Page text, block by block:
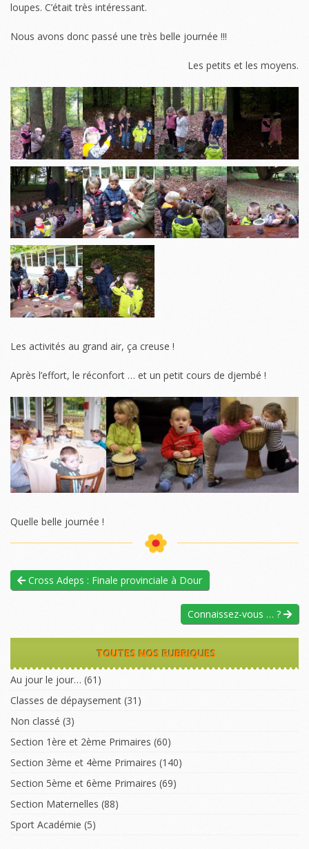
loupes. C’était très intéressant.
Nous avons donc passé une très belle journée !!!
Les petits et les moyens.
Les activités au grand air, ça creuse !
Après l’effort, le réconfort … et un petit cours de djembé !
Quelle belle journée !
Cross Adeps : Finale provinciale à Dour
Connaissez-vous … ?
TOUTES NOS RUBRIQUES
Au jour le jour… (61)
Classes de dépaysement (31)
Non classé (3)
Section 1ère et 2ème Primaires (60)
Section 3ème et 4ème Primaires (140)
Section 5ème et 6ème Primaires (69)
Section Maternelles (88)
Sport Académie (5)